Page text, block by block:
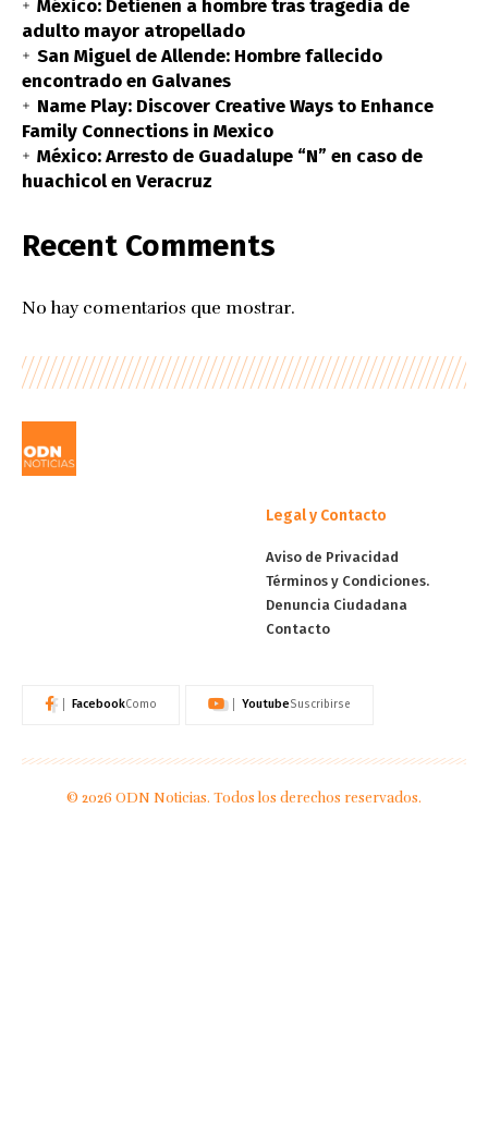
México: Detienen a hombre tras tragedia de
adulto mayor atropellado
San Miguel de Allende: Hombre fallecido
encontrado en Galvanes
Name Play: Discover Creative Ways to Enhance
Family Connections in Mexico
México: Arresto de Guadalupe “N” en caso de
huachicol en Veracruz
Recent Comments
No hay comentarios que mostrar.
Legal y Contacto
Aviso de Privacidad
Términos y Condiciones.
Denuncia Ciudadana
Contacto
FacebookComo YoutubeSuscribirse
© 2026 ODN Noticias. Todos los derechos reservados.